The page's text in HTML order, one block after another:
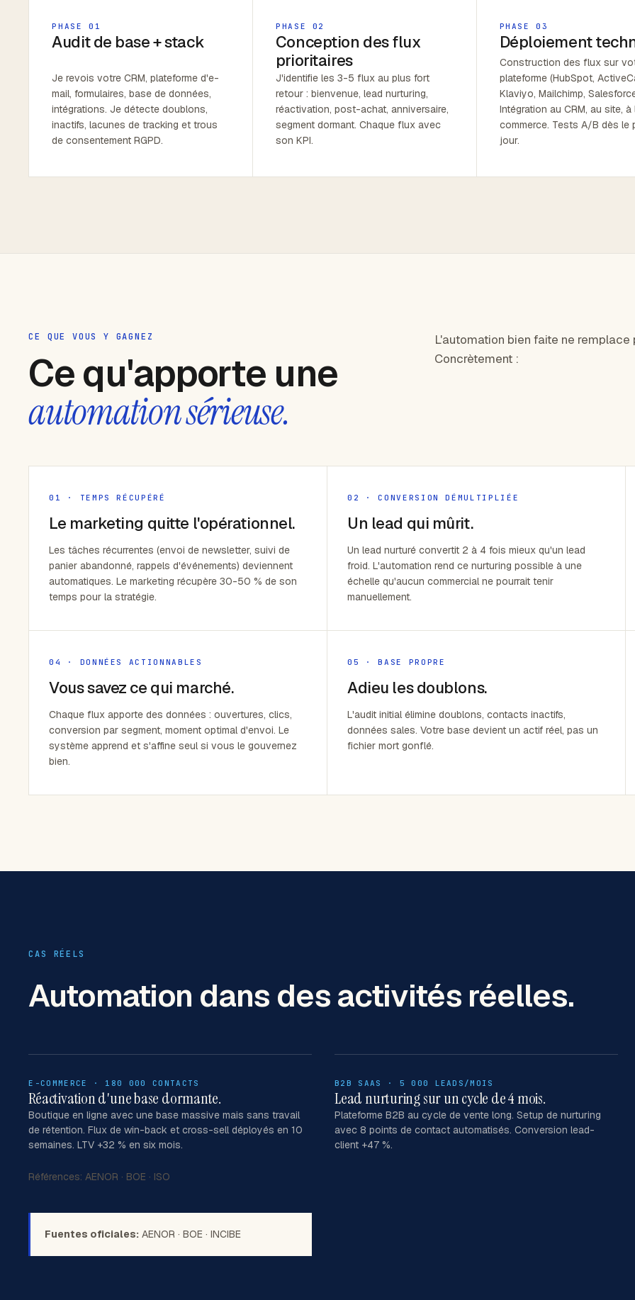
PHASE 01
Audit de base + stack
Je revois votre CRM, plateforme d'e-
mail, formulaires, base de données,
intégrations. Je détecte doublons,
inactifs, lacunes de tracking et trous
de consentement RGPD.
PHASE 02
Conception des flux
prioritaires
J'identifie les 3-5 flux au plus fort
retour : bienvenue, lead nurturing,
réactivation, post-achat, anniversaire,
segment dormant. Chaque flux avec
son KPI.
PHASE 03
Déploiement
Construction des flux sur
plateforme (HubSpot,
Klaviyo, Mailchimp,
Intégration au CRM, au site, à
commerce. Tests A/B dès le
jour.
CE QUE VOUS Y GAGNEZ
Ce qu'apporte une
automation sérieuse.
L'automation bien faite ne
Concrètement :
01 · TEMPS RÉCUPÉRÉ
Le marketing quitte l'opérationnel.
Les tâches récurrentes (envoi de newsletter, suivi de
panier abandonné, rappels d'événements) deviennent
automatiques. Le marketing récupère 30-50 % de son
temps pour la stratégie.
02 · CONVERSION DÉMULTIPLIÉE
Un lead qui mûrit.
Un lead nurturé convertit 2 à 4 fois mieux qu'un lead
froid. L'automation rend ce nurturing possible à une
échelle qu'aucun commercial ne pourrait tenir
manuellement.
04 · DONNÉES ACTIONNABLES
Vous savez ce qui marché.
Chaque flux apporte des données : ouvertures, clics,
conversion par segment, moment optimal d'envoi. Le
système apprend et s'affine seul si vous le gouvernez
bien.
05 · BASE PROPRE
Adieu les doublons.
L'audit initial élimine doublons, contacts inactifs,
données sales. Votre base devient un actif réel, pas un
fichier mort gonflé.
CAS RÉELS
Automation dans des activités réelles.
E-COMMERCE · 180 000 CONTACTS
Réactivation d'une base dormante.
Boutique en ligne avec une base massive mais sans travail
de rétention. Flux de win-back et cross-sell déployés en 10
semaines. LTV +32 % en six mois.
Références:AENOR · BOE · ISO
Fuentes oficiales: AENOR ·BOE ·INCIBE
B2B SAAS · 5 000 LEADS/MOIS
Lead nurturing sur un cycle de 4 mois.
Plateforme B2B au cycle de vente long. Setup de nurturing
avec 8 points de contact automatisés. Conversion lead-
client +47 %.